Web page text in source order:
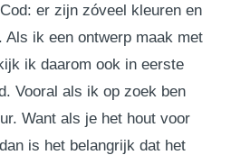
er zijn zóveel kleuren en
Als ik een ontwerp maak met
ik daarom ook in eerste
Vooral als ik op zoek ben
Want als je het hout voor
is het belangrijk dat het